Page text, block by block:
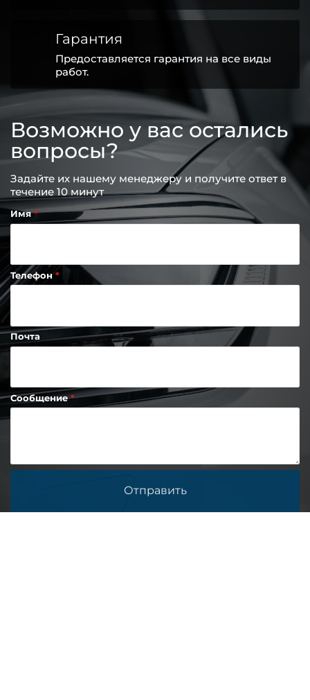
Гарантия
Предоставляется гарантия на все виды
работ.
Возможно у вас остались
вопросы?
Задайте их нашему менеджеру и получите ответ в
течение 10 минут
Имя
Телефон
Почта
Сообщение